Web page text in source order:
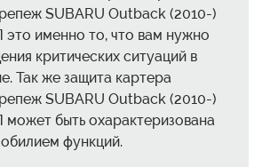
SUBARU Outback (2010-)
это именно то, что вам нужно
критических ситуаций в
Так же защита картера
SUBARU Outback (2010-)
быть охарактеризована
функций.